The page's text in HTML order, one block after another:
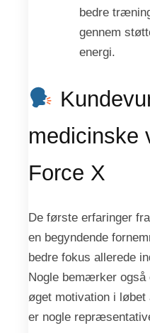
bedre
gennem
energi.
medicinske
Force X
De første erfaringer
en begyndende
bedre fokus allerede
Nogle bemærker også
øget motivation i
er nogle